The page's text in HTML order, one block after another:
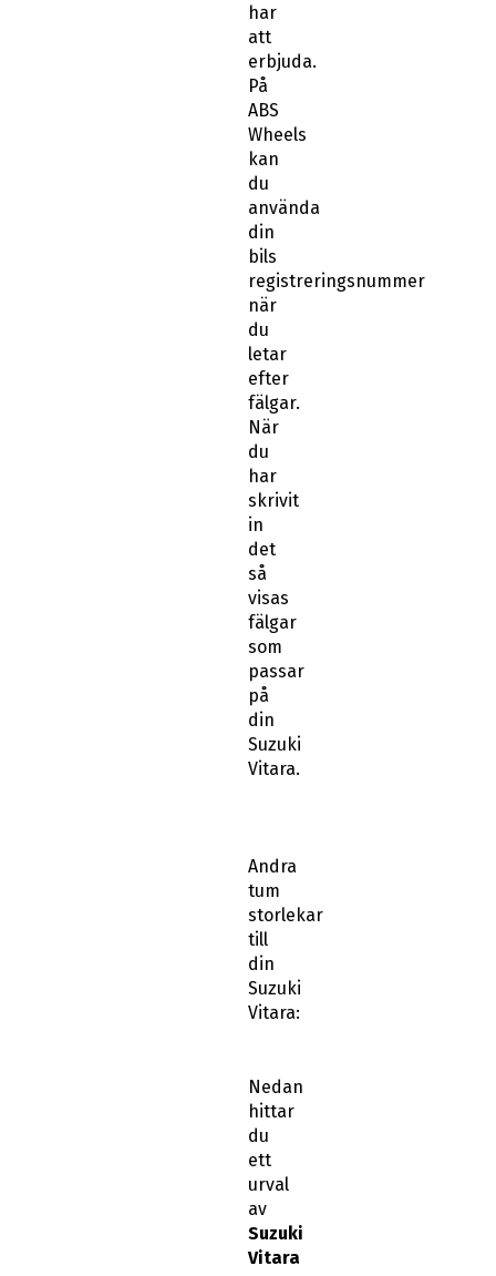
har
att
erbjuda.
På
ABS
Wheels
kan
du
använda
din
bils
registreringsnummer
när
du
letar
efter
fälgar.
När
du
har
skrivit
in
det
så
visas
fälgar
som
passar
på
din
Suzuki
Vitara.
Andra
tum
storlekar
till
din
Suzuki
Vitara:
Nedan
hittar
du
ett
urval
av
Suzuki
Vitara